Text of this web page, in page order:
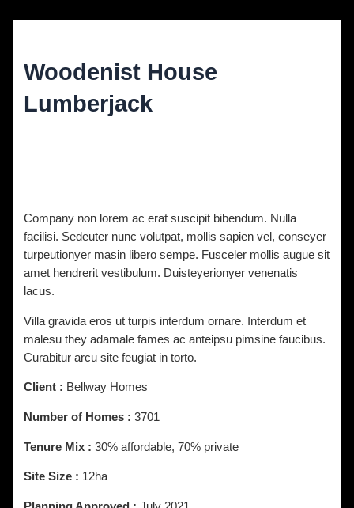
Woodenist House
Lumberjack
Company non lorem ac erat suscipit bibendum. Nulla
facilisi. Sedeuter nunc volutpat, mollis sapien vel, conseyer
turpeutionyer masin libero sempe. Fusceler mollis augue sit
amet hendrerit vestibulum. Duisteyerionyer venenatis
lacus.
Villa gravida eros ut turpis interdum ornare. Interdum et
malesu they adamale fames ac anteipsu pimsine faucibus.
Curabitur arcu site feugiat in torto.
Client : Bellway Homes
Number of Homes :3701
Tenure Mix :30% affordable, 70% private
Site Size : 12ha